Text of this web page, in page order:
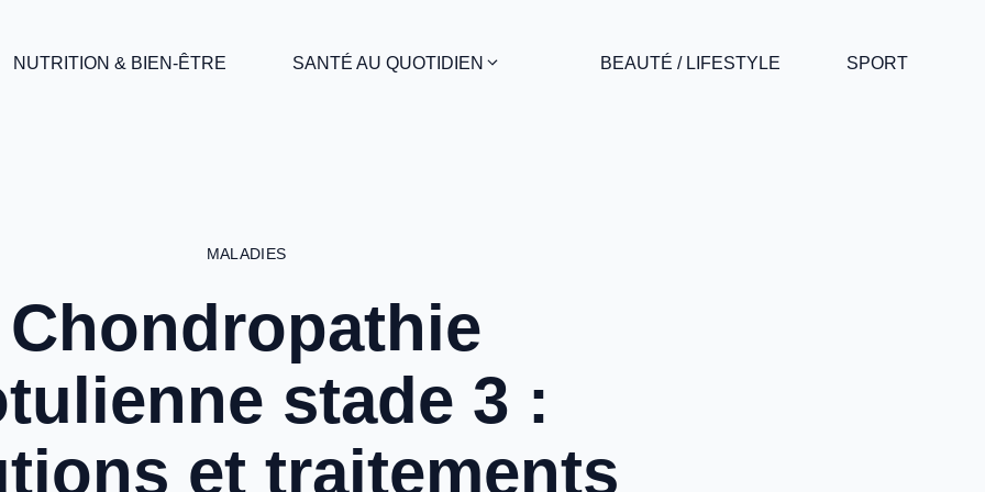
NUTRITION & BIEN-ÊTRE SANTÉ AU QUOTIDIEN BEAUTÉ / LIFESTYLE SPORT
MALADIES
Chondropathie
stade 3 :
et traitements